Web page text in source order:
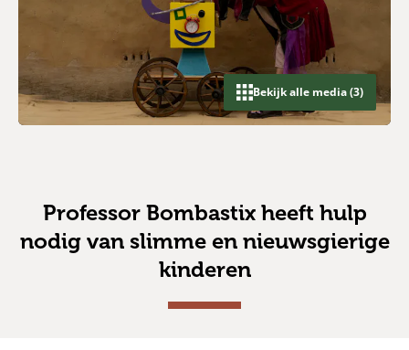
Bekijk alle media (3)
Professor Bombastix heeft hulp
nodig van slimme en nieuwsgierige
kinderen